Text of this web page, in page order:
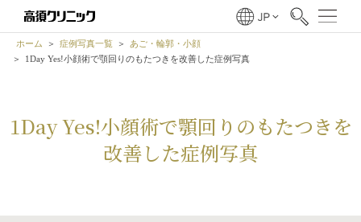
ホーム 症例写真一覧
あご・輪郭・小顔
1Day Yes!小顔術で顎回りのもたつきを改善した症例写真
1Day Yes!小顔術で顎回りのもたつきを
改善した症例写真